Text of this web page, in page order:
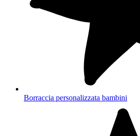
Borraccia personalizzata bambini